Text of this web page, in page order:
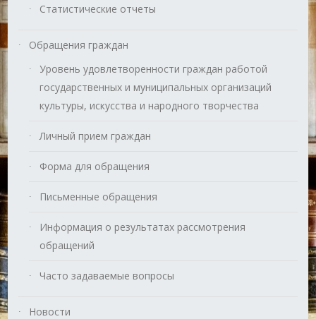
Статистические отчеты
Обращения граждан
Уровень удовлетворенности граждан работой
государственных и муниципальных организаций
культуры, искусства и народного творчества
Личный прием граждан
Форма для обращения
Письменные обращения
Информация о результатах рассмотрения
обращений
Часто задаваемые вопросы
Новости